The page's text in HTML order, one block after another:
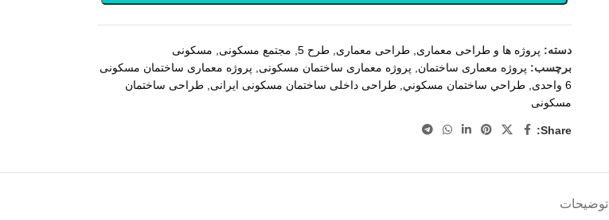
دسته: پروژه ها و طراحی معماری, طراحی معماری, طرح 5 , مجتمع مسکونی, مسکونی
برچسب: پروژه معماری ساختمان, پروژه معماری ساختمان مسکونی, پروژه معماری ساختمان مسکونی
6 واحدی
, طراحي ساختمان مسكوني, طراحی داخلی ساختمان مسکونی ایرانی, طراحی ساختمان
مسکونی
Share:
توضیحات